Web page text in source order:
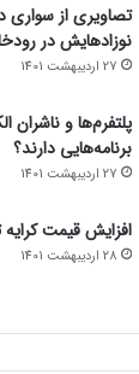
تصاویری از سواری
نوزادهایش در
27 اردیبهشت 1401
پلتفرم‌ها و ناشران
برنامه‌هایی دارند؟
27 اردیبهشت 1401
افزایش قیمت
28 اردیبهشت 1401